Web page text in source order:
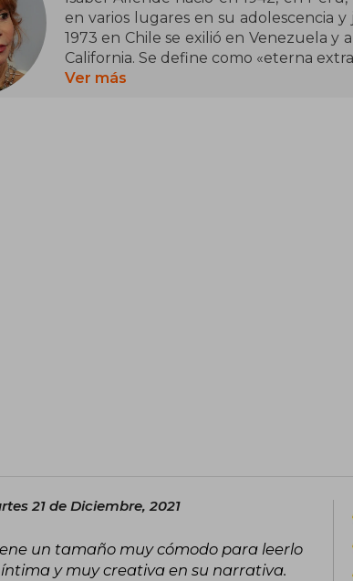
en varios lugares en su adolescencia
1973 en Chile se exilió en Venezuela y
California. Se define como «eterna
Ver más
21 de Diciembre, 2021
un tamaño muy cómodo para leerlo
y muy creativa en su narrativa.